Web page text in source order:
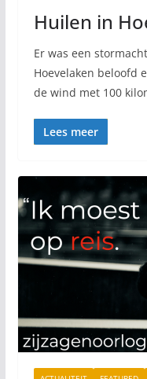
Huilen in
Er was een
Hoevelaken beloofd
de wind met 100
Lees meer